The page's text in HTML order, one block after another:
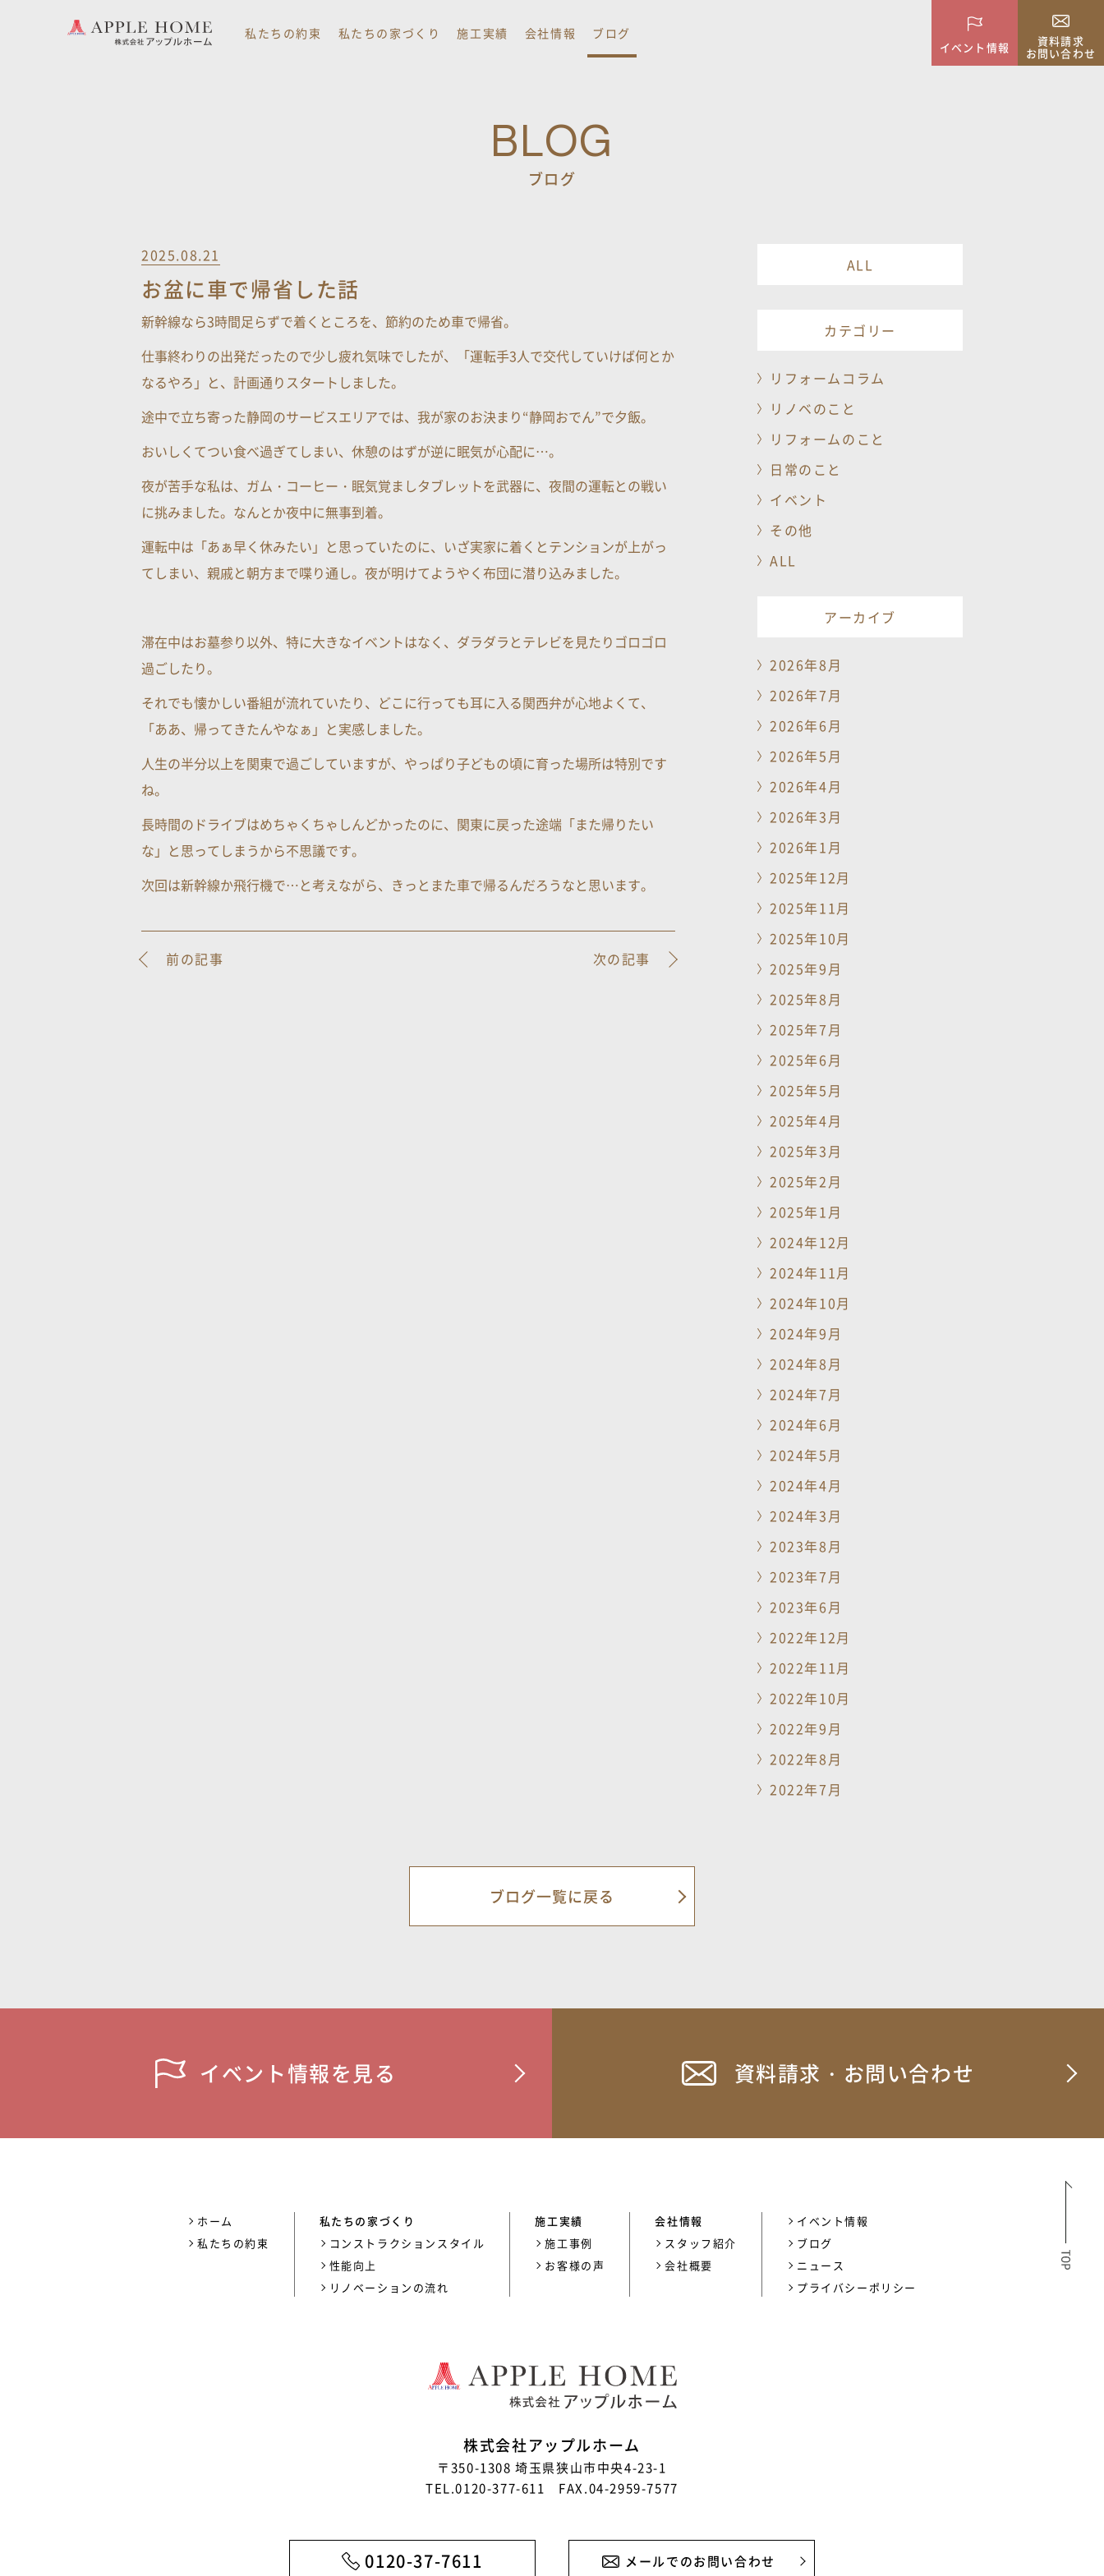
私たちの約束 私たちの家づくり 施工実績 会社情報 ブログ
イベント情報 資料請求
お問い合わせ
BLOG
ブログ
2025.08.21
お盆に車で帰省した話
新幹線なら3時間足らずで着くところを、節約のため車で帰省。
仕事終わりの出発だったので少し疲れ気味でしたが、「運転手3人で交代していけば何とか
なるやろ」と、計画通りスタートしました。
途中で立ち寄った静岡のサービスエリアでは、我が家のお決まり“静岡おでん”で夕飯。
おいしくてつい食べ過ぎてしまい、休憩のはずが逆に眠気が心配に…。
夜が苦手な私は、ガム・コーヒー・眠気覚ましタブレットを武器に、夜間の運転との戦い
に挑みました。なんとか夜中に無事到着。
運転中は「あぁ早く休みたい」と思っていたのに、いざ実家に着くとテンションが上がっ
てしまい、親戚と朝方まで喋り通し。夜が明けてようやく布団に潜り込みました。
滞在中はお墓参り以外、特に大きなイベントはなく、ダラダラとテレビを見たりゴロゴロ
過ごしたり。
それでも懐かしい番組が流れていたり、どこに行っても耳に入る関西弁が心地よくて、
「ああ、帰ってきたんやなぁ」と実感しました。
人生の半分以上を関東で過ごしていますが、やっぱり子どもの頃に育った場所は特別です
ね。
長時間のドライブはめちゃくちゃしんどかったのに、関東に戻った途端「また帰りたい
な」と思ってしまうから不思議です。
次回は新幹線か飛行機で…と考えながら、きっとまた車で帰るんだろうなと思います。
前の記事 次の記事
ALL
カテゴリー
リフォームコラム
リノベのこと
リフォームのこと
日常のこと
イベント
その他
ALL
アーカイブ
2026年8月
2026年7月
2026年6月
2026年5月
2026年4月
2026年3月
2026年1月
2025年12月
2025年11月
2025年10月
2025年9月
2025年8月
2025年7月
2025年6月
2025年5月
2025年4月
2025年3月
2025年2月
2025年1月
2024年12月
2024年11月
2024年10月
2024年9月
2024年8月
2024年7月
2024年6月
2024年5月
2024年4月
2024年3月
2023年8月
2023年7月
2023年6月
2022年12月
2022年11月
2022年10月
2022年9月
2022年8月
2022年7月
ブログ一覧に戻る
イベント情報を見る 資料請求・お問い合わせ
ホーム
私たちの約束
私たちの家づくり
コンストラクションスタイル
性能向上
リノベーションの流れ
施工実績
施工事例
お客様の声
会社情報
スタッフ紹介
会社概要
イベント情報
ブログ
ニュース
プライバシーポリシー
株式会社アップルホーム
〒350-1308 埼玉県狭山市中央4-23-1
TEL.0120-377-611 FAX.04-2959-7577
0120-37-7611 メールでのお問い合わせ